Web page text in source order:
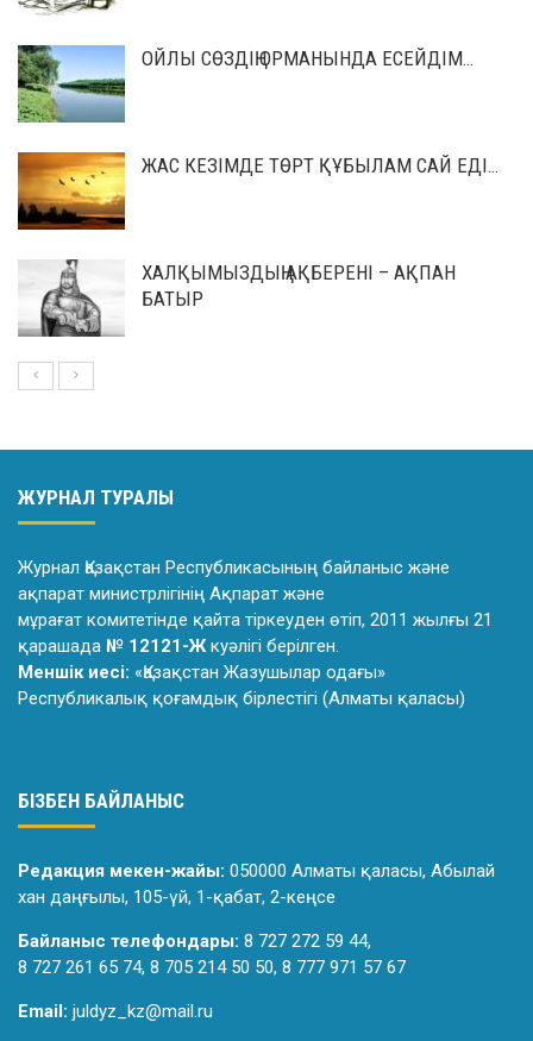
ОЙЛЫ СӨЗДІҢ ОРМАНЫНДА ЕСЕЙДІМ…
ЖАС КЕЗІМДЕ ТӨРТ ҚҰБЫЛАМ САЙ ЕДІ…
ХАЛҚЫМЫЗДЫҢ АҚБЕРЕНІ – АҚПАН
БАТЫР
ЖУРНАЛ ТУРАЛЫ
Журнал Қазақстан Республикасының байланыс және
ақпарат министрлiгiнiң Ақпарат және
мұрағат комитетiнде қайта тiркеуден өтiп, 2011 жылғы 21
қарашада № 12121-Жкуәлiгi берiлген.
Меншік иесі: «Қазақстан Жазушылар одағы»
Республикалық қоғамдық бірлестігі (Алматы қаласы)
БІЗБЕН БАЙЛАНЫС
Редакция мекен-жайы: 050000 Алматы қаласы, Абылай
хан даңғылы, 105-үй, 1-қабат, 2-кеңсе
Байланыс телефондары: 8 727 272 59 44,
8 727 261 65 74, 8 705 214 50 50, 8 777 971 57 67
Email: juldyz_kz@mail.ru